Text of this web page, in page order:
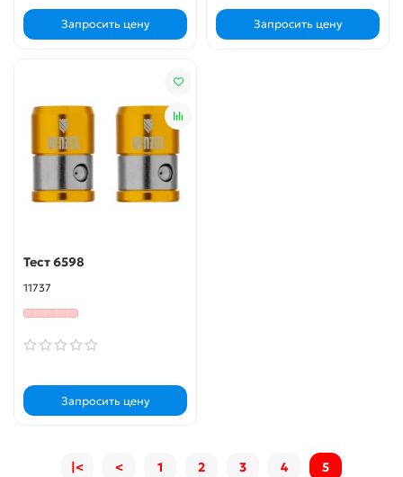
Запросить цену Запросить цену
Тест 6598
11737
Запросить цену
|< < 1 2 3 4 5